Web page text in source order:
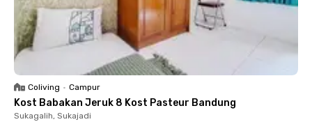
Coliving • Campur
Kost Babakan Jeruk 8 Kost Pasteur Bandung
Sukagalih, Sukajadi